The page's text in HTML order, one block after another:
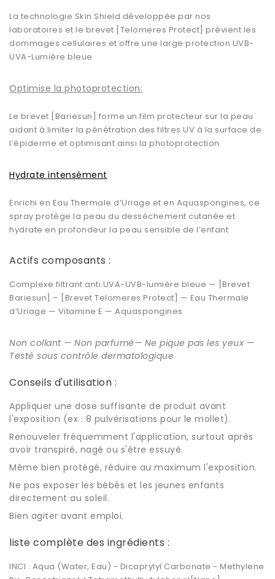
La technologie Skin Shield développée par nos
laboratoires et le brevet [Telomeres Protect] prévient les
dommages cellulaires et offre une large protection UVB-
UVA-Lumière bleue
Optimise la photoprotection:
Le brevet [Bariesun] forme un film protecteur sur la peau
aidant à limiter la pénétration des filtres UV à la surface de
l’épiderme et optimisant ainsi la photoprotection
Hydrate intensément
Enrichi en Eau Thermale d’Uriage et en Aquaspongines, ce
spray protège la peau du dessèchement cutanée et
hydrate en profondeur la peau sensible de l’enfant
Actifs composants :
Complexe filtrant anti UVA-UVB-lumière bleue — [Brevet
Bariesun] – [Brevet Telomeres Protect] — Eau Thermale
d’Uriage — Vitamine E — Aquaspongines
Non collant — Non parfumé— Ne pique pas les yeux —
Testé sous contrôle dermatologique
Conseils d'utilisation :
Appliquer une dose suffisante de produit avant
l'exposition (ex : 8 pulvérisations pour le mollet).
Renouveler fréquemment l'application, surtout après
avoir transpiré, nagé ou s'être essuyé.
Même bien protégé, réduire au maximum l'exposition.
Ne pas exposer les bébés et les jeunes enfants
directement au soleil.
Bien agiter avant emploi.
liste complète des ingrédients :
INCI : Aqua (Water, Eau) - Dicaprylyl Carbonate - Methylene